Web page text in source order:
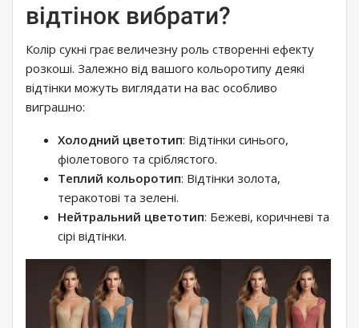
відтінок вибрати?
Колір сукні грає величезну роль створенні ефекту
розкоші. Залежно від вашого кольоротипу деякі
відтінки можуть виглядати на вас особливо
виграшно:
Холодний цветотип: Відтінки синього,
фіолетового та сріблястого.
Теплий кольоротип: Відтінки золота,
теракотові та зелені.
Нейтральний цветотип: Бежеві, коричневі та
сірі відтінки.